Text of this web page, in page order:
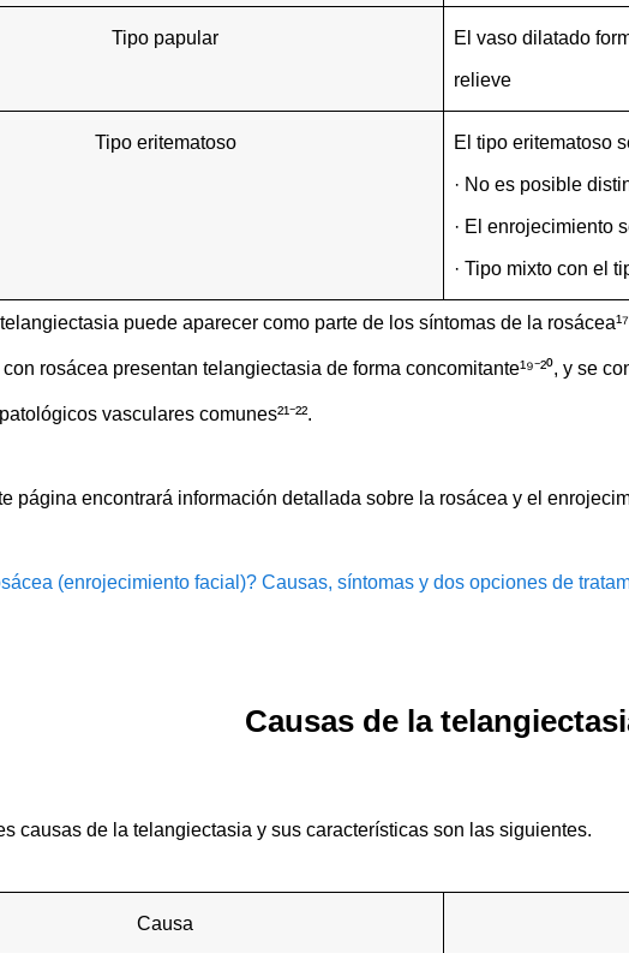
Tipo papular El vaso dilatado
relieve
Tipo eritematoso El tipo eritematoso
· No es posible
· El enrojecimiento
· Tipo mixto con el
puede aparecer como parte de los síntomas de la
rosácea presentan telangiectasia de forma concomitante¹⁹⁻²⁰, y se
vasculares comunes²¹⁻²².
página encontrará información detallada sobre la rosácea y el
(enrojecimiento facial)? Causas, síntomas y dos opciones de
Causas de la
causas de la telangiectasia y sus características son las siguientes.
Causa